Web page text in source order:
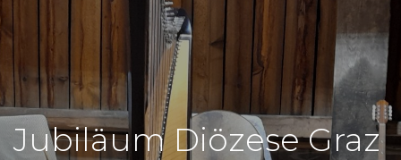
Jubiläum Diözese Graz